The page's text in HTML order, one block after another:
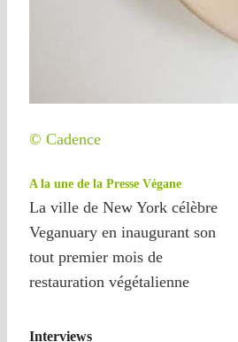
© Cadence
A la une de la Presse Végane
La ville de New York célèbre
Veganuary en inaugurant son
tout premier mois de
restauration végétalienne
Interviews